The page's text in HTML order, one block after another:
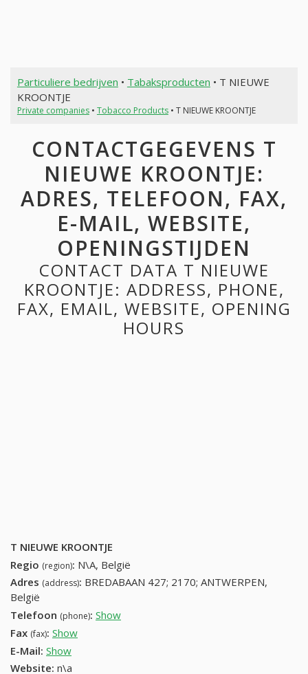
Particuliere bedrijven • Tabaksproducten • T NIEUWE
KROONTJE
Private companies• Tobacco Products• T NIEUWE KROONTJE
CONTACTGEGEVENS T
NIEUWE KROONTJE:
ADRES, TELEFOON, FAX,
E-MAIL, WEBSITE,
OPENINGSTIJDEN
CONTACT DATA T NIEUWE
KROONTJE: ADDRESS, PHONE,
FAX, EMAIL, WEBSITE, OPENING
HOURS
T NIEUWE KROONTJE
Regio (region): N\A, België
Adres (address): BREDABAAN 427; 2170; ANTWERPEN,
België
Telefoon (phone): Show
Fax (fax): Show
E-Mail: Show
Website: n\a